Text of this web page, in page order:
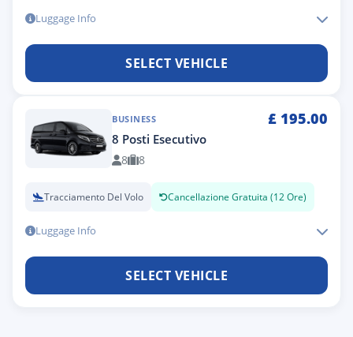
Luggage Info
SELECT VEHICLE
BUSINESS £ 195.00
8 Posti Esecutivo
8 8
Tracciamento Del Volo Cancellazione Gratuita (12 Ore)
Luggage Info
SELECT VEHICLE